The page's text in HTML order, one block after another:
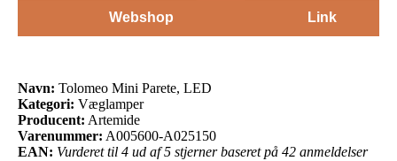
Webshop
Link
Navn: Tolomeo Mini Parete, LED
Kategori: Væglamper
Producent: Artemide
Varenummer: A005600-A025150
EAN: Vurderet til 4 ud af 5 stjerner baseret på 42 anmeldelser